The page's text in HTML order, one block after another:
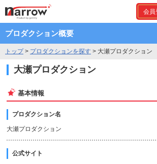
会員
プロダクション概要
トップ> プロダクションを探す > 大瀬プロダクション
大瀬プロダクション
基本情報
プロダクション名
大瀬プロダクション
公式サイト